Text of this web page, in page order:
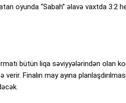
oyunda “Sabah” əlavə vaxtda 3:2
bütün liqa səviyyələrindən olan
Finalın may ayına